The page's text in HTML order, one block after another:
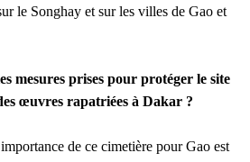
le Songhay et sur les villes de Gao et
mesures prises pour protéger le site
œuvres rapatriées à Dakar ?
de ce cimetière pour Gao est